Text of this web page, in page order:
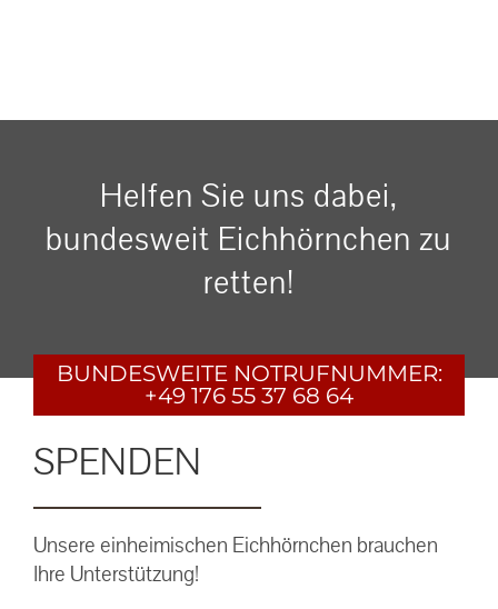
Helfen Sie uns dabei,
bundesweit Eichhörnchen zu
retten!
BUNDESWEITE NOTRUFNUMMER:
+49 176 55 37 68 64
SPENDEN
Unsere einheimischen Eichhörnchen brauchen
Ihre Unterstützung!